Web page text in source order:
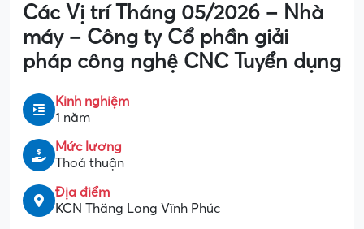
Các Vị trí Tháng 05/2026 – Nhà
máy – Công ty Cổ phần giải
pháp công nghệ CNC Tuyển dụng
Kinh nghiệm
1 năm
Mức lương
Thoả thuận
Địa điểm
KCN Thăng Long Vĩnh Phúc